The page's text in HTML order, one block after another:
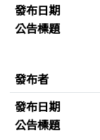
發布日期
公告標題
發布者
發布日期
公告標題